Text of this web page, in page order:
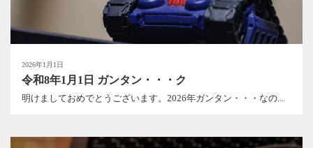
2026年1月1日
令和8年1月1日 ガンタン・・・ク
明けましておめでとうございます。2026年ガンタン・・・なの...